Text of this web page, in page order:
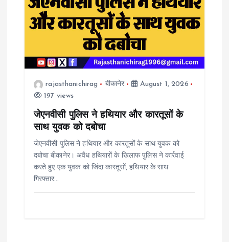
rajasthanichirag बीकानेर
August 1, 2026
197 views
जेएनवीसी पुलिस ने हथियार और कारतूसों के
साथ युवक को दबोचा
जेएनवीसी पुलिस ने हथियार और कारतूसों के साथ युवक को
दबोचा बीकानेर। अवैध हथियारों के खिलाफ पुलिस ने कार्रवाई
करते हुए एक युवक को जिंदा कारतूसों, हथियार के साथ
गिरफ्तार…